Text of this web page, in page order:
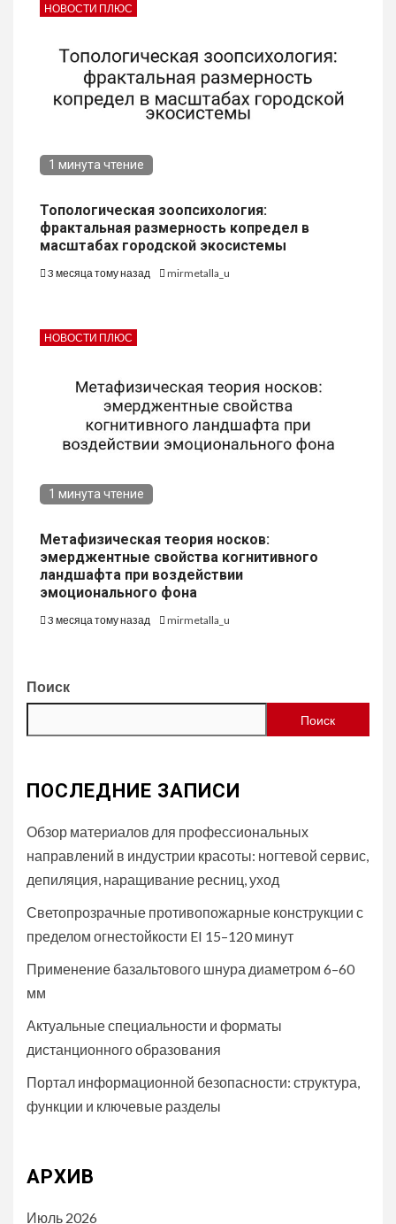
НОВОСТИ ПЛЮС
1 минута чтение
Топологическая зоопсихология:
фрактальная размерность копредел в
масштабах городской экосистемы
3 месяца тому назад mirmetalla_u
НОВОСТИ ПЛЮС
1 минута чтение
Метафизическая теория носков:
эмерджентные свойства когнитивного
ландшафта при воздействии
эмоционального фона
3 месяца тому назад mirmetalla_u
Поиск
Поиск
ПОСЛЕДНИЕ ЗАПИСИ
Обзор материалов для профессиональных
направлений в индустрии красоты: ногтевой сервис,
депиляция, наращивание ресниц, уход
Светопрозрачные противопожарные конструкции с
пределом огнестойкости EI 15–120 минут
Применение базальтового шнура диаметром 6–60
мм
Актуальные специальности и форматы
дистанционного образования
Портал информационной безопасности: структура,
функции и ключевые разделы
АРХИВ
Июль 2026